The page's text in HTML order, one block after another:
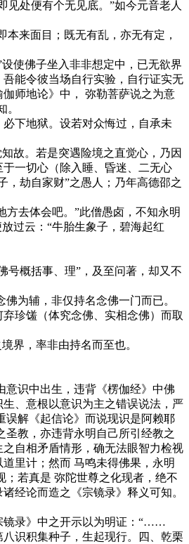
处便有个无见底。”如今元音老人
来面目；既无有乱，亦无有定，
使佛子坐入非非想定中，已无欲界
能令彼当场自行实验，自行证实无
师地论》中， 弥勒菩萨说之为意
下地狱。设若对众悔过，自承未
故。若是突遇险境之直觉心，乃因
一切心（除入睡、昏迷、二无心
，劫自家财”之愚人；乃年高德邵之
去体会吧。”此僧愚卤，不知永明
过云：“牛胎生象子，碧海起红
概括事、理”，及至问著，却又不
为辅，非仅持名念佛一门而已。
珍馐（体究念佛、实相念佛）而取
界，率非由持名而至也。
识中出生，违背《楞伽经》中佛
、意根以意识为主之错误说法，严
误解《起信论》而说现识是阿赖耶
教，亦违背永明自己所引经教之
自相矛盾情形，确无法眼智力检视
里计；然而 马鸣未得佛果，永明
若真是 弥陀世尊之化现者，绝不
经论而造之《宗镜录》释义可知。
镜录》中之开示以为明证：“……
识积集种子，生起现行。四、乾栗